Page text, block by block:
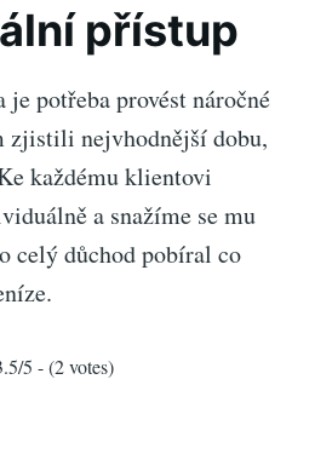
přístup
potřeba provést náročné
zjistili nejvhodnější dobu,
každému klientovi
a snažíme se mu
celý důchod pobíral co
5 - (2 votes)